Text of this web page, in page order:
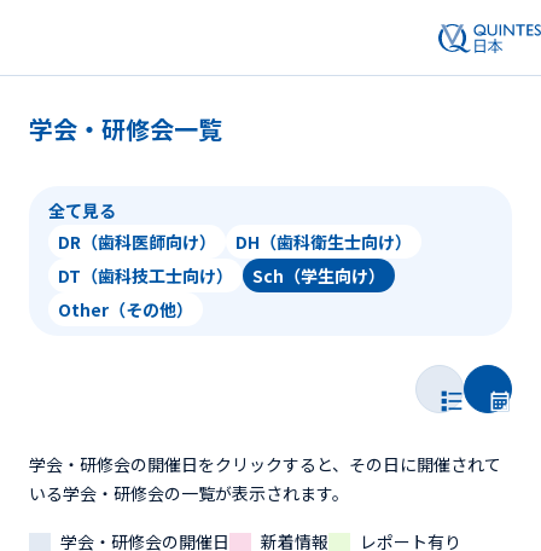
学会・研修会一覧
全て見る
DR（歯科医師向け）
DH（歯科衛生士向け）
DT（歯科技工士向け）
Sch（学生向け）
Other（その他）
学会・研修会の開催日をクリックすると、その日に開催されて
いる学会・研修会の一覧が表示されます。
学会・研修会の開催日
新着情報 レポート有り